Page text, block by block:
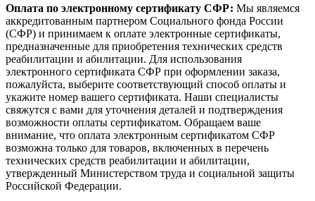
Оплата по электронному сертификату СФР: Мы являемся
аккредитованным партнером Социального фонда России
(СФР) и принимаем к оплате электронные сертификаты,
предназначенные для приобретения технических средств
реабилитации и абилитации. Для использования
электронного сертификата СФР при оформлении заказа,
пожалуйста, выберите соответствующий способ оплаты и
укажите номер вашего сертификата. Наши специалисты
свяжутся с вами для уточнения деталей и подтверждения
возможности оплаты сертификатом. Обращаем ваше
внимание, что оплата электронным сертификатом СФР
возможна только для товаров, включенных в перечень
технических средств реабилитации и абилитации,
утвержденный Министерством труда и социальной защиты
Российской Федерации.